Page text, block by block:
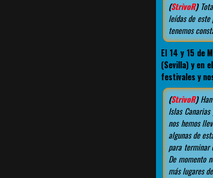
(StrivoR)
leídas de
tenemos
El 14 y 15 de
(Sevilla) y en
festivales y
(StrivoR)Han
Islas
nos hemos
algunas de
para terminar
De momento
más lugares